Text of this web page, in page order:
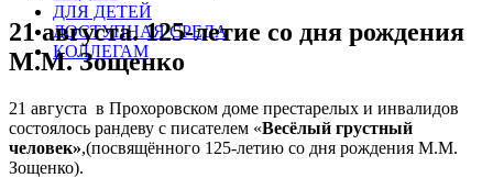
ДЛЯ ДЕТЕЙ
ДОСТУПНАЯ СРЕДА
КОЛЛЕГАМ
21 августа. 125-летие со дня рождения
М.М. Зощенко
21 августа в Прохоровском доме престарелых и инвалидов
состоялось рандеву с писателем «Весёлый грустный
человек»,(посвящённого 125-летию со дня рождения М.М.
Зощенко).